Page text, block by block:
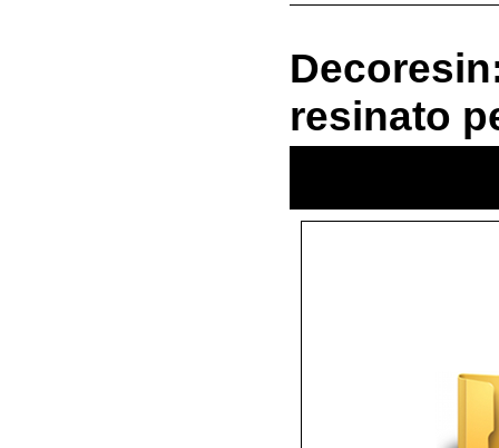
resinato